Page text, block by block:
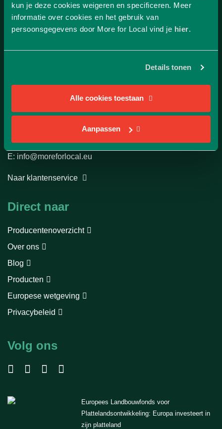
kun je deze cookies weigeren en specificeren. Meer
informatie over cookies en het gebruik van
persoonsgegevens door More for Local vind je hier.
Details tonen
Alle cookies toestaan
Aanpassen
Klantenservice
More for local
E: info@moreforlocal.eu
Naar klantenservice
Direct naar
Producentenoverzicht
Over ons
Blog
Producten
Europese wetgeving
Privacybeleid
Volg ons
Europees Landbouwfonds voor
Plattelandsontwikkeling: Europa investeert in
zijn platteland